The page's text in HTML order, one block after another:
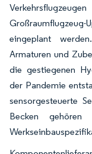
eingeplant
Armaturen und
die gestiegenen
der Pandemie
sensorgesteuerte
Becken